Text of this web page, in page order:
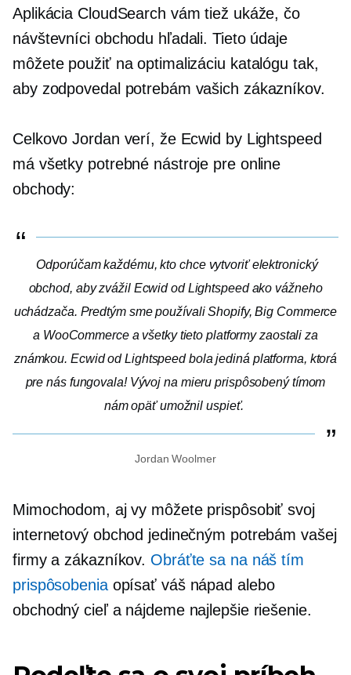
Aplikácia CloudSearch vám tiež ukáže, čo
návštevníci obchodu hľadali. Tieto údaje
môžete použiť na optimalizáciu katalógu tak,
aby zodpovedal potrebám vašich zákazníkov.
Celkovo Jordan verí, že Ecwid by Lightspeed
má všetky potrebné nástroje pre online
obchody:
Odporúčam každému, kto chce vytvoriť elektronický
obchod, aby zvážil Ecwid od Lightspeed ako vážneho
uchádzača. Predtým sme používali Shopify, Big Commerce
a WooCommerce a všetky tieto platformy zaostali za
známkou. Ecwid od Lightspeed bola jediná platforma, ktorá
pre nás fungovala! Vývoj na mieru prispôsobený tímom
nám opäť umožnil uspieť.
Jordan Woolmer
Mimochodom, aj vy môžete prispôsobiť svoj
internetový obchod jedinečným potrebám vašej
firmy a zákazníkov. Obráťte sa na náš tím
prispôsobeniaopísať váš nápad alebo
obchodný cieľ a nájdeme najlepšie riešenie.